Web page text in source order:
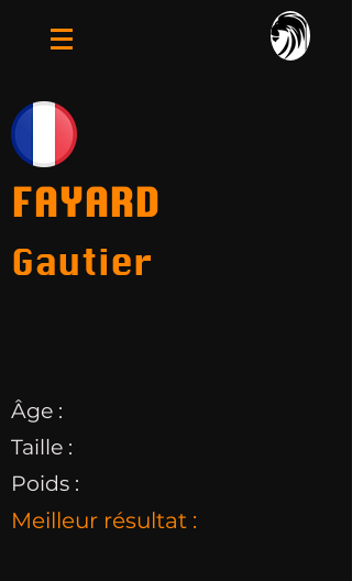
FAYARD
Gautier
Âge :
Taille :
Poids :
Meilleur résultat :